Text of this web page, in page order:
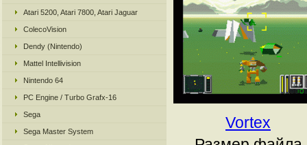
Atari 5200, Atari 7800, Atari Jaguar
ColecoVision
Dendy (Nintendo)
Mattel Intellivision
Nintendo 64
PC Engine / Turbo Grafx-16
Sega
Sega Master System
Vortex